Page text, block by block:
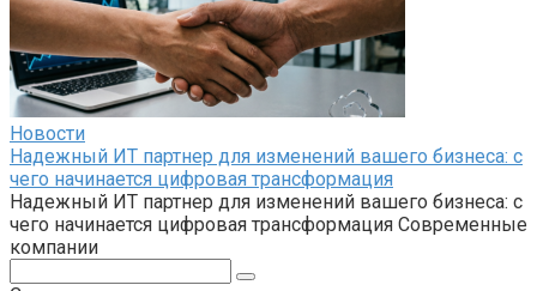
Новости
Надежный ИТ партнер для изменений вашего бизнеса: с
чего начинается цифровая трансформация
Надежный ИТ партнер для изменений вашего бизнеса: с
чего начинается цифровая трансформация Современные
компании